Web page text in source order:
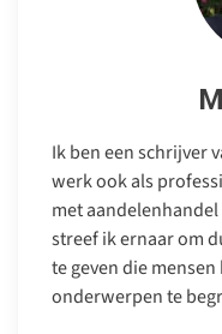
Ik ben een schrijver
werk ook als
met
streef ik ernaar om
te geven die
onderwerpen te